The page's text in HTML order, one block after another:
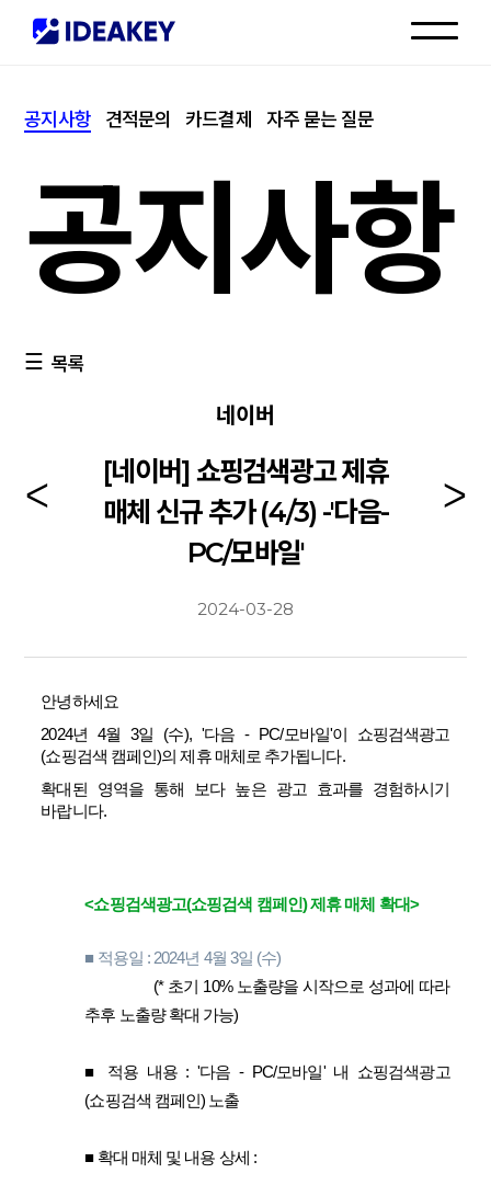
고객센터
공지사항 견적문의 카드결제 자주 묻는 질문
공지사항
목록
네이버
[네이버] 쇼핑검색광고 제휴
매체 신규 추가 (4/3) -'다음-
PC/모바일'
2024-03-28
안녕하세요
2024년 4월 3일 (수), '다음 - PC/모바일'이 쇼핑검색광고
(쇼핑검색 캠페인)의 제휴 매체로 추가됩니다.
확대된 영역을 통해 보다 높은 광고 효과를 경험하시기
바랍니다.
<쇼핑검색광고(쇼핑검색 캠페인) 제휴 매체 확대>
■ 적용일 : 2024년 4월 3일 (수)
(* 초기 10% 노출량을 시작으로 성과에 따라
추후 노출량 확대 가능)
■ 적용 내용 :'다음 - PC/모바일' 내 쇼핑검색광고
(쇼핑검색 캠페인) 노출
■ 확대 매체 및 내용 상세 :